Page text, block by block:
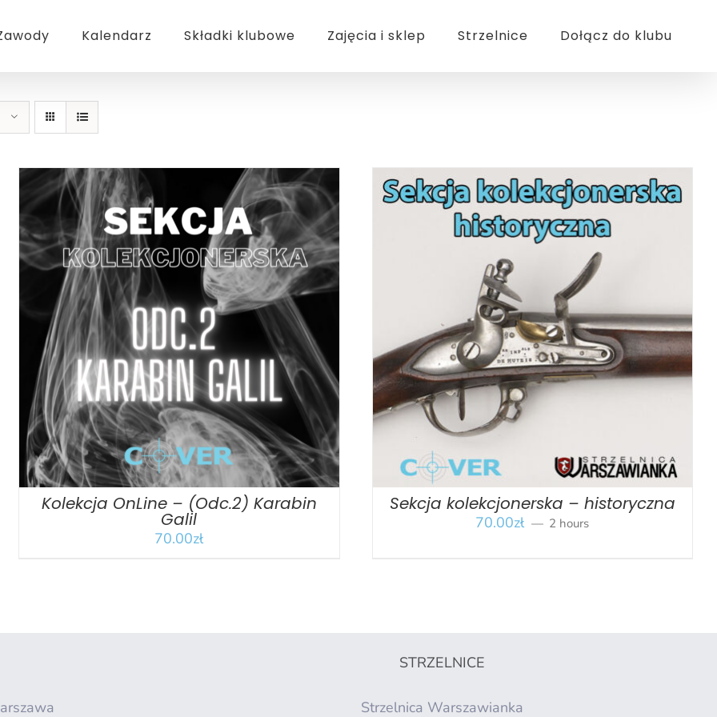
Kalendarz Składki klubowe Zajęcia i sklep Strzelnice Dołącz do klubu
DODAJ DO KOSZYKA / SZCZEGÓŁY
Kolekcja OnLine – (Odc.2) Karabin
Galil
70.00zł
BOOK / SZCZEGÓŁY
Sekcja kolekcjonerska – historyczna
70.00zł 2 hours
STRZELNICE
Strzelnica Warszawianka